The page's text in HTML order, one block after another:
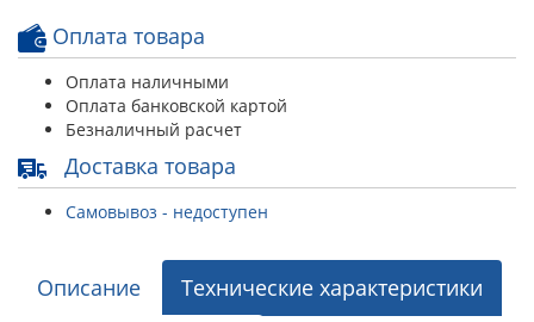
Оплата товара
Оплата наличными
Оплата банковской картой
Безналичный расчет
Доставка товара
Самовывоз - недоступен
Описание
Технические характеристики